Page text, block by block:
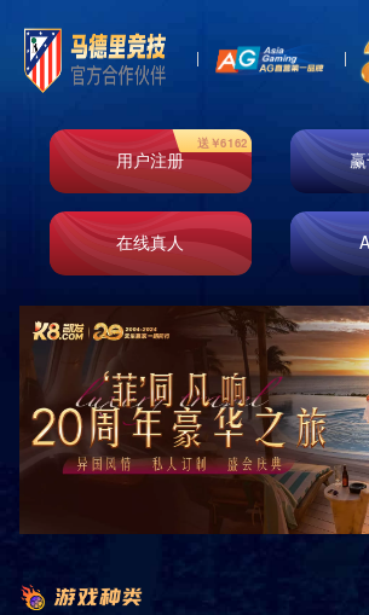
首页 联系我们
一、生产副总助理
2.负责生产投料产出数据统计。